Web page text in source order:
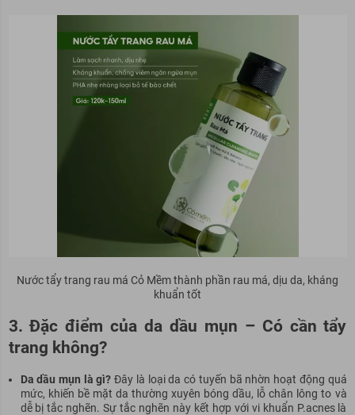
Nước tẩy trang rau má Cỏ Mềm thành phần rau má, dịu da, kháng
khuẩn tốt
3. Đặc điểm của da dầu mụn – Có cần tẩy
trang không?
Da dầu mụn là gì? Đây là loại da có tuyến bã nhờn hoạt động quá
mức, khiến bề mặt da thường xuyên bóng dầu, lỗ chân lông to và
dễ bị tắc nghẽn. Sự tắc nghẽn này kết hợp với vi khuẩn P.acnes là